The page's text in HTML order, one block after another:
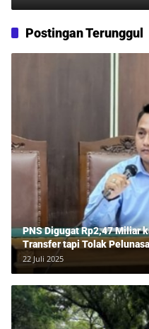
Dinantikan untuk
Postingan Terunggul
PNS Digugat Rp2,47 Miliar
Transfer tapi Tolak
Lawan Tipu Rp850 Juta
22 Juli 2025